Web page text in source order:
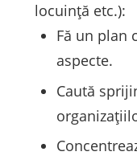
locuință etc.):
Fă un plan
aspecte.
Caută